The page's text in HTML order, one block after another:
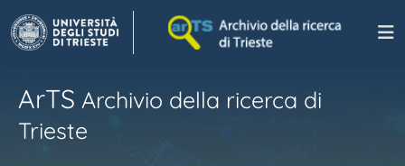
ArTS Archivio della ricerca di
Trieste